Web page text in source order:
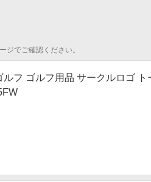
ジでご確認ください。
ルフ ゴルフ用品 サークルロゴ